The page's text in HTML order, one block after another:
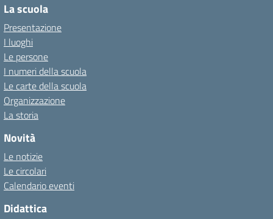
La scuola
Presentazione
I luoghi
Le persone
I numeri della scuola
Le carte della scuola
Organizzazione
La storia
Novità
Le notizie
Le circolari
Calendario eventi
Didattica